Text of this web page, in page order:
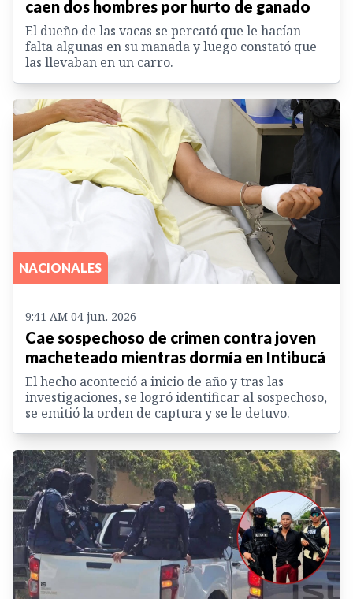
caen dos hombres por hurto de ganado
El dueño de las vacas se percató que le hacían
falta algunas en su manada y luego constató que
las llevaban en un carro.
NACIONALES
9:41 AM 04 jun. 2026
Cae sospechoso de crimen contra joven
macheteado mientras dormía en Intibucá
El hecho aconteció a inicio de año y tras las
investigaciones, se logró identificar al sospechoso,
se emitió la orden de captura y se le detuvo.